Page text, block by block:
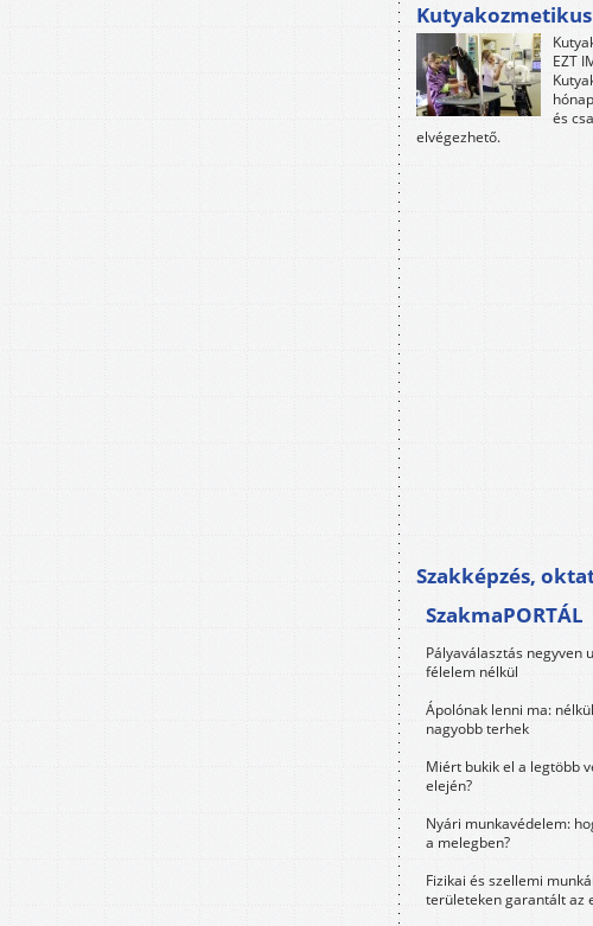
EZT
és
elvégezhető.
Szakképzés,
SzakmaPORTÁL
Pályaválasztás negyven
félelem nélkül
Ápolónak lenni ma:
nagyobb terhek
Miért bukik el a legtöbb
elején?
Nyári munkavédelem:
a melegben?
Fizikai és szellemi
területeken garantált az